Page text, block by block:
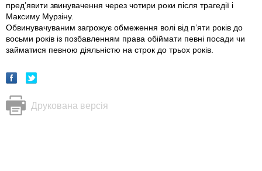
пред’явити звинувачення через чотири роки після трагедії і
Максиму Мурзіну.
Обвинувачуваним загрожує обмеження волі від п’яти років до
восьми років iз позбавленням права обіймати певні посади чи
займатися певною діяльністю на строк до трьох років.
Друкована версія